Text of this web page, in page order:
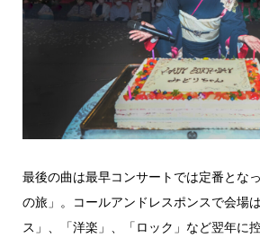
最後の曲は最早コンサートでは定番とな
の旅」。コールアンドレスポンスで会場
ス」、「洋楽」、「ロック」など翌年に